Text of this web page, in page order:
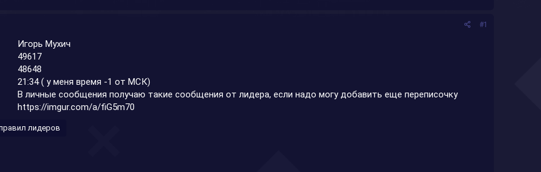
#1
Игорь Мухич
49617
48648
21:34 ( у меня время -1 от МСК)
В личные сообщения получаю такие сообщения от лидера, если надо могу добавить еще переписочку
https://imgur.com/a/fiG5m70
лидеров